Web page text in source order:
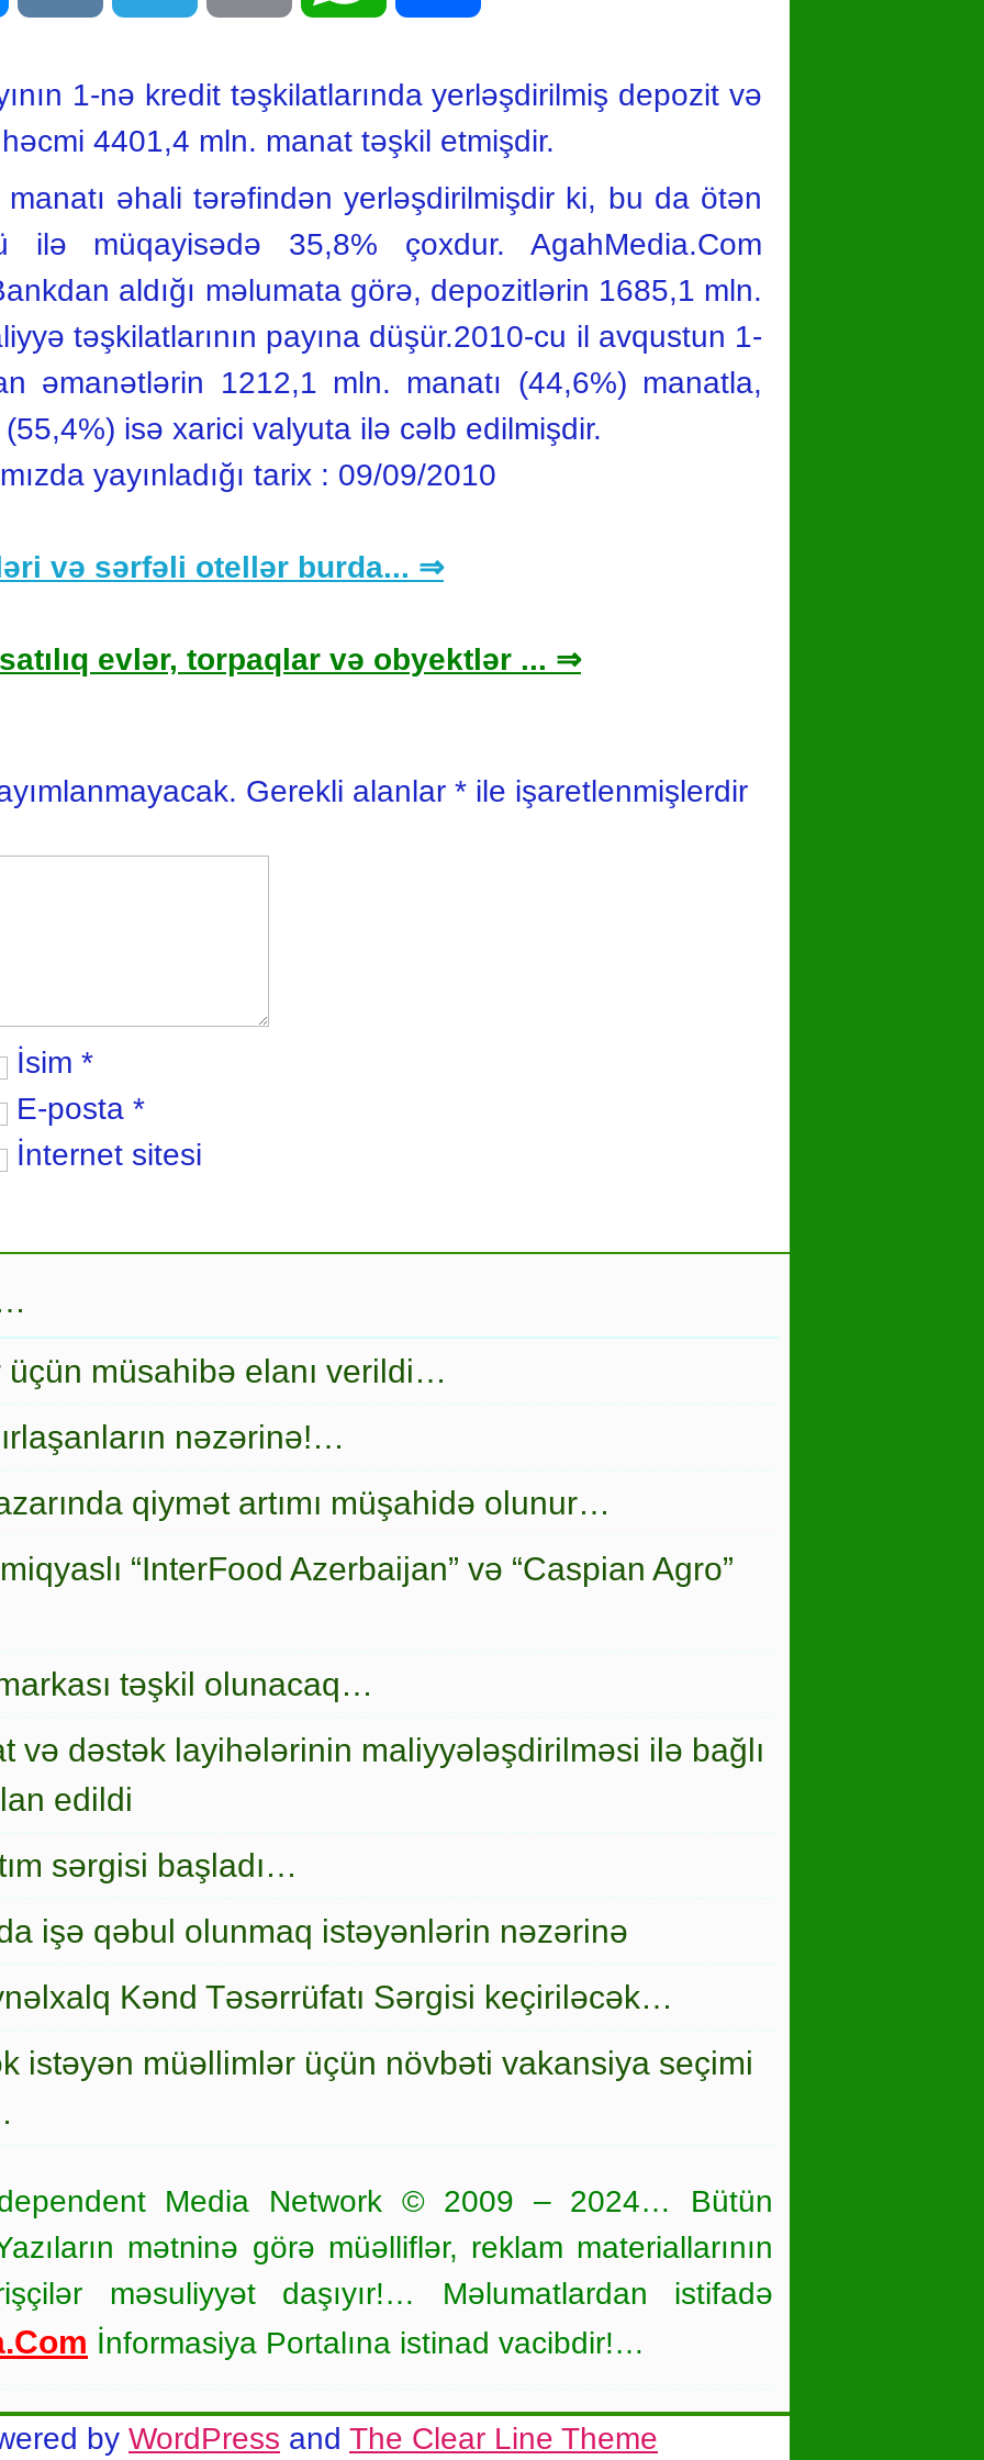
1-nə kredit təşkilatlarında yerləşdirilmiş depozit və
4401,4 mln. manat təşkil etmişdir.
əhali tərəfindən yerləşdirilmişdir ki, bu da ötən
ilə müqayisədə 35,8% çoxdur. AgahMedia.Com
aldığı məlumata görə, depozitlərin 1685,1 mln.
təşkilatlarının payına düşür.2010-cu il avqustun 1-
əmanətlərin 1212,1 mln. manatı (44,6%) manatla,
isə xarici valyuta ilə cəlb edilmişdir.
yayınladığı tarix : 09/09/2010
və sərfəli otellər burda... ⇒
evlər, torpaqlar və obyektlər ... ⇒
Gerekli alanlar * ile işaretlenmişlerdir
İsim *
E-posta *
İnternet sitesi
müsahibə elanı verildi…
nəzərinə!…
qiymət artımı müşahidə olunur…
“InterFood Azerbaijan” və “Caspian Agro”
təşkil olunacaq…
və dəstək layihələrinin maliyyələşdirilməsi ilə bağlı
edildi
sərgisi başladı…
işə qəbul olunmaq istəyənlərin nəzərinə
Kənd Təsərrüfatı Sərgisi keçiriləcək…
istəyən müəllimlər üçün növbəti vakansiya seçimi
Media Network © 2009 – 2024… Bütün
mətninə görə müəlliflər, reklam materiallarının
məsuliyyət daşıyır!… Məlumatlardan istifadə
İnformasiya Portalına istinad vacibdir!…
by WordPress and The Clear Line Theme